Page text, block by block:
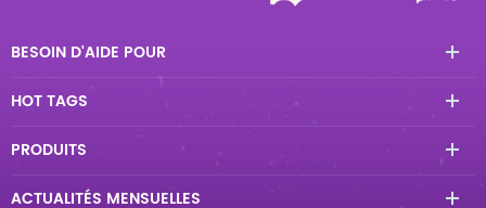
BESOIN D'AIDE POUR
HOT TAGS
PRODUITS
ACTUALITÉS MENSUELLES